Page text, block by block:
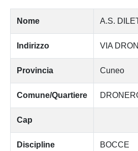
Nome A.S.
Indirizzo VIA
Provincia Cuneo
Comune/Quartiere
Cap
Discipline
BOCCE